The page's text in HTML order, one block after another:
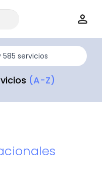
(A-Z)